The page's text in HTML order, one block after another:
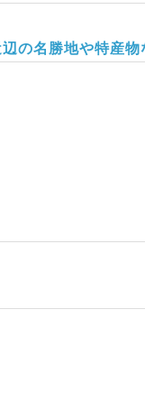
の名勝地や特産物